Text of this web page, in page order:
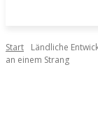
Start
Ländliche
an einem Strang